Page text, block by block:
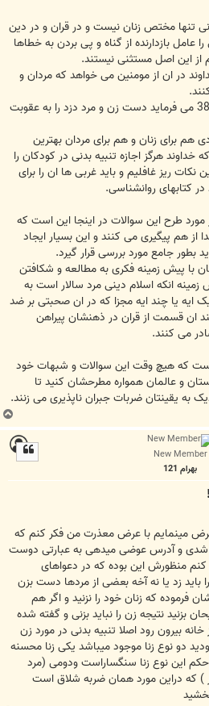
تنها مختص زنان نیست و در قران و در دین
عامل بازدارنده از گناه و پی بردن به خطاها
از این اصل مستثنی نیستند.
نور که خداوند در ان از مومنین می خواهد که مردان و
یا خداوند در سوره مائده و در ایه 38 می فرماید دست زن و مرد دزد را به عقوبت
هم برای زنان و هم برای مردان بهترین
هرگز اجازه تنبیه بدنی در کودکان را
نکات ریز غافلیم و باید غربی ها ان را برای
کتابهای روانشناسی.
طرح این سوالات در اینجا این است که
از هم پیگیری می کنند و این بسیار ایجاد
بطور جامع مورد بررسی قرار گیرد.
با پیش زمینه فکری به مطالعه و شکافتن
زمینه انکه اسلام دینی مرد سالار است به
ایه یا چند ایه مجزا که در ان صحبتی بر ضد
ان قسمت از قران در ذهنشان پیراهن
می کنند.
است که هیچ وقت این سوالات و شبهات خود
و عالمان همواره مطرحشان کنید تا
به یقینتان ضربات جبران ناپذیری می زنند.
New Member
بهرام 121
مینمایم با عرض معذرت من فکر کنم که
شدی و آدرس عوضی میدهی به عبارتی دوست
کنم منظورش این بوده که در دعواهای
باید زد یا نه آخه بعضی از مردها دست بزن
فرموده که زنان خود را نزنید و اگر هم
بزنید نتیجه زن را نباید بزنی و گفته شده
خانه بیرون رود اصلا تنبیه بدنی در مورد زن
دو نوع زنا موجود میباشد یکی زنا محسنه
این نوع زنا سنگساراست ودومی (مرد
) که دراین مورد همان ضربه شلاق است